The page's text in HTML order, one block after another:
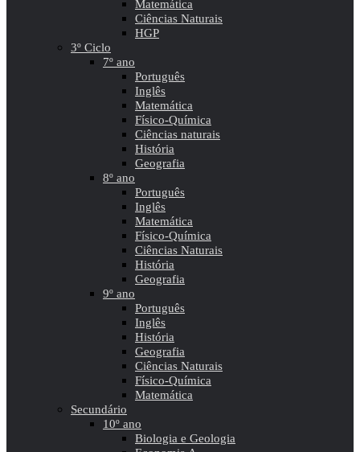
Matemática
Ciências Naturais
HGP
3º Ciclo
7º ano
Português
Inglês
Matemática
Físico-Química
Ciências naturais
História
Geografia
8º ano
Português
Inglês
Matemática
Físico-Química
Ciências Naturais
História
Geografia
9º ano
Português
Inglês
História
Geografia
Ciências Naturais
Físico-Química
Matemática
Secundário
10º ano
Biologia e Geologia